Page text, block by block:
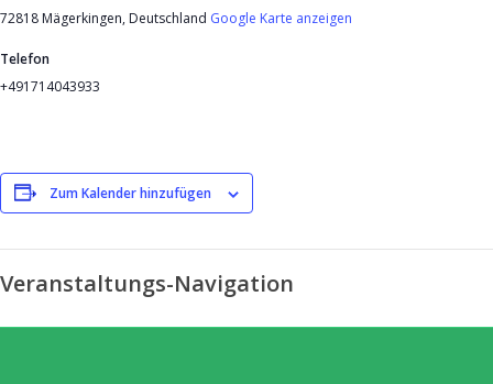
72818 Mägerkingen, Deutschland Google Karte anzeigen
Telefon
+491714043933
Zum Kalender hinzufügen
Veranstaltungs-Navigation